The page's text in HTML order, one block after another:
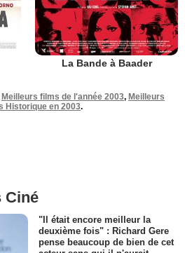
La Bande à Baader
Meilleurs films de l'année 2003, Meilleurs
Historique en 2003.
Ciné
"Il était encore meilleur la
deuxième fois" : Richard Gere
pense beaucoup de bien de cet